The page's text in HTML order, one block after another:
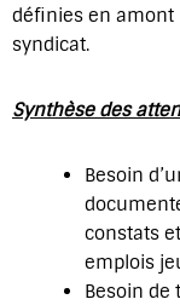
définies en amont
syndicat.
Synthèse des
Besoin
constats
emplois
Besoin de